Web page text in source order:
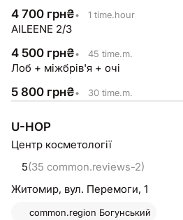
4 700 грн₴• 1 time.hour
AILEENE 2/3
4 500 грн₴• 45 time.m.
Лоб + міжбрів'я + очі
5 800 грн₴• 30 time.m.
U-HOP
Центр косметології
5(35 common.reviews-2)
Житомир, вул. Перемоги, 1
common.region Богунський